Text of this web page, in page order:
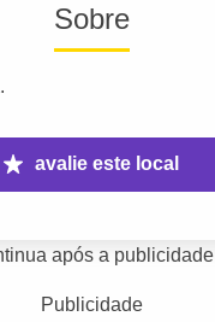
Sobre
avalie este local
após a publicidade
Publicidade